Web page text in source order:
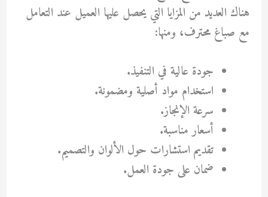
هناك العديد من المزايا التي يحصل عليها العميل عند التعامل
مع صباغ محترف، ومنها:
جودة عالية في التنفيذ.
استخدام مواد أصلية ومضمونة.
سرعة الإنجاز.
أسعار مناسبة.
تقديم استشارات حول الألوان والتصميم.
ضمان على جودة العمل.